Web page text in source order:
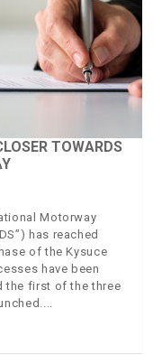
TOWARDS
Motorway
has reached
of the Kysuce
have been
the first of the three